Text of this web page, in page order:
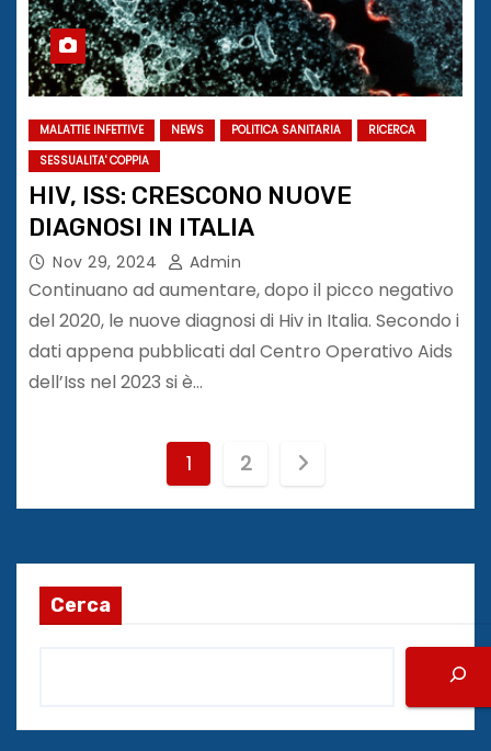
MALATTIE INFETTIVE NEWS POLITICA SANITARIA
RICERCA
SESSUALITA' COPPIA
HIV, ISS: CRESCONO NUOVE
DIAGNOSI IN ITALIA
Nov 29, 2024 Admin
Continuano ad aumentare, dopo il picco negativo
del 2020, le nuove diagnosi di Hiv in Italia. Secondo i
dati appena pubblicati dal Centro Operativo Aids
dell’Iss nel 2023 si è…
a
g
z
1 2
Cerca